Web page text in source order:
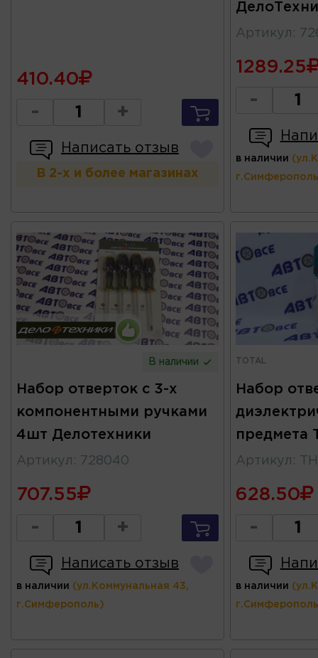
410.40
- +
Написать отзыв
В 2-х и более магазинах
Артикул :
1289.25
-
в наличии
В наличии
Набор отверток с 3-х
компонентными ручками
4шт Делотехники
Артикул : 728040
707.55
- +
Написать отзыв
в наличии (ул.Коммунальная 43,
г.Симферополь)
TOTAL
Набор
предмета
Артикул :
628.50
-
в наличии